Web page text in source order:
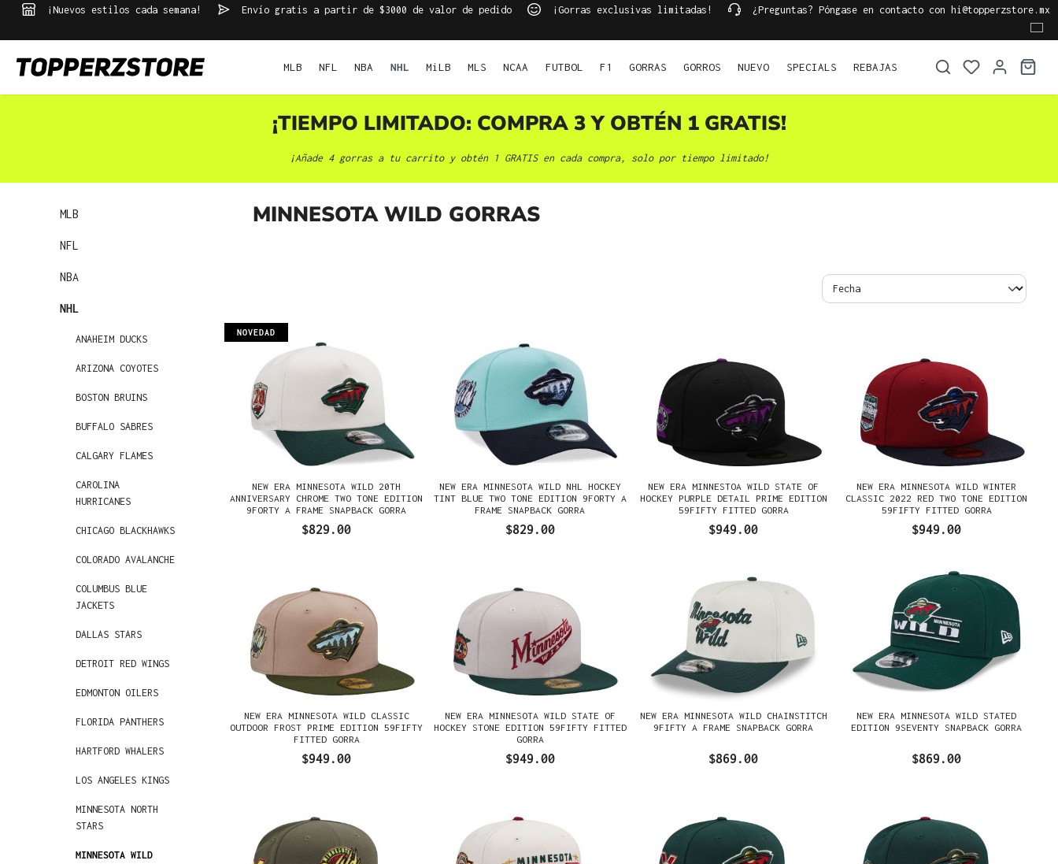
Saltar a la navegación principal
¡Nuevos estilos cada semana! Envío gratis a partir de $3000 de valor de pedido ¡Gorras exclusivas limitadas! ¿Preguntas? Póngase en contacto con hi@topperzstore.mx
MLB NFL NBA NHL MiLB MLS NCAA FUTBOL F1 GORRAS GORROS NUEVO SPECIALS REBAJAS
¡TIEMPO LIMITADO: COMPRA 3 Y OBTÉN 1 GRATIS!
¡Añade 4 gorras a tu carrito y obtén 1 GRATIS en cada compra, solo por tiempo limitado!
MLB
NFL
NBA
NHL
ANAHEIM DUCKS
ARIZONA COYOTES
BOSTON BRUINS
BUFFALO SABRES
CALGARY FLAMES
CAROLINA
HURRICANES
CHICAGO BLACKHAWKS
COLORADO AVALANCHE
COLUMBUS BLUE
JACKETS
DALLAS STARS
DETROIT RED WINGS
EDMONTON OILERS
FLORIDA PANTHERS
HARTFORD WHALERS
LOS ANGELES KINGS
MINNESOTA NORTH
STARS
MINNESOTA WILD
MINNESOTA WILD GORRAS
NOVEDAD
NEW ERA MINNESOTA WILD 20TH
ANNIVERSARY CHROME TWO TONE EDITION
9FORTY A FRAME SNAPBACK GORRA
$829.00
NEW ERA MINNESOTA WILD NHL HOCKEY
TINT BLUE TWO TONE EDITION 9FORTY A
FRAME SNAPBACK GORRA
$829.00
NEW ERA MINNESTOA WILD STATE OF
HOCKEY PURPLE DETAIL PRIME EDITION
59FIFTY FITTED GORRA
$949.00
NEW ERA MINNESOTA WILD WINTER
CLASSIC 2022 RED TWO TONE EDITION
59FIFTY FITTED GORRA
$949.00
NEW ERA MINNESOTA WILD CLASSIC
OUTDOOR FROST PRIME EDITION 59FIFTY
FITTED GORRA
$949.00
NEW ERA MINNESOTA WILD STATE OF
HOCKEY STONE EDITION 59FIFTY FITTED
GORRA
$949.00
NEW ERA MINNESOTA WILD CHAINSTITCH
9FIFTY A FRAME SNAPBACK GORRA
$869.00
NEW ERA MINNESOTA WILD STATED
EDITION 9SEVENTY SNAPBACK GORRA
$869.00